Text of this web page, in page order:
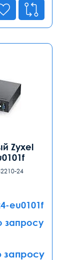
Zyxel
24
eu0101f
запросу
запросу